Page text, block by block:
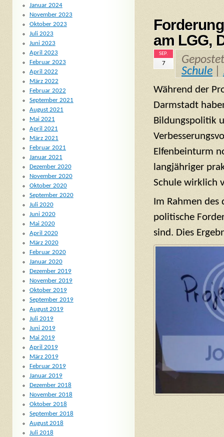
am LGG,
SEP.
7
Schule
Während der
Darmstadt
Bildungspolitik
Elfenbeinturm
langjähriger
Schule wirklich
Im Rahmen des
politische
sind. Dies
Januar 2024
November 2023
Oktober 2023
Juli 2023
Juni 2023
April 2023
Februar 2023
April 2022
März 2022
Februar 2022
September 2021
August 2021
Mai 2021
April 2021
März 2021
Februar 2021
Januar 2021
Dezember 2020
November 2020
Oktober 2020
September 2020
Juli 2020
Juni 2020
Mai 2020
April 2020
März 2020
Februar 2020
Januar 2020
Dezember 2019
November 2019
Oktober 2019
September 2019
August 2019
Juli 2019
Juni 2019
Mai 2019
April 2019
März 2019
Februar 2019
Januar 2019
Dezember 2018
November 2018
Oktober 2018
September 2018
August 2018
Juli 2018